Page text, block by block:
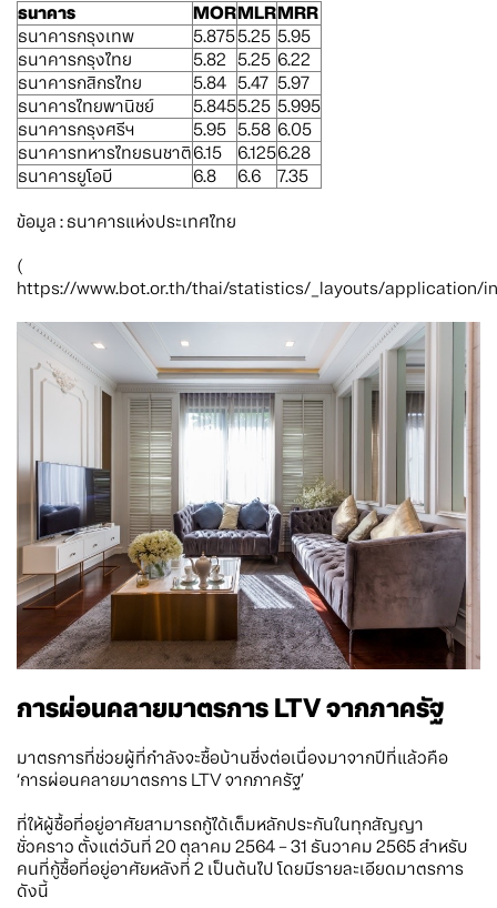
ธนาคาร MORMLRMRR
ธนาคารกรุงเทพ
5.8755.25 5.95
ธนาคารกรุงไทย
5.82 5.25 6.22
ธนาคารกสิกรไทย
5.84 5.47 5.97
ธนาคารไทยพานิชย์
5.8455.25 5.995
ธนาคารกรุงศรีฯ
5.95 5.58 6.05
ธนาคารทหารไทยธนชาติ6.15 6.1256.28
ธนาคารยูโอบี
6.8 6.6 7.35
ข้อมูล : ธนาคารแห่งประเทศไทย
(
https://www.bot.or.th/thai/statistics/_layouts/application/
การผ่อนคลายมาตรการ LTV จากภาครัฐ
มาตรการที่ช่วยผู้ที่กำลังจะซื้อบ้านซึ่งต่อเนื่องมาจากปีที่แล้วคือ
‘การผ่อนคลายมาตรการ LTV จากภาครัฐ’
ที่ให้ผู้ซื้อที่อยู่อาศัยสามารถกู้ได้เต็มหลักประกันในทุกสัญญา
ชั่วคราว ตั้งแต่วันที่ 20 ตุลาคม 2564 – 31 ธันวาคม 2565 สำหรับ
คนที่กู้ซื้อที่อยู่อาศัยหลังที่ 2 เป็นต้นไป โดยมีรายละเอียดมาตรการ
ดังนี้